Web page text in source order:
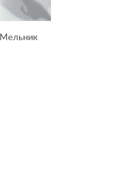
Мельник